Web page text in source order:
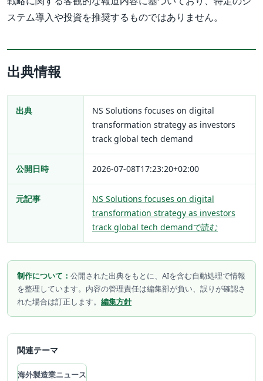
ステム導入や投資を推奨するものではありません。
出典情報
出典
NS Solutions focuses on digital
transformation strategy as investors
track global tech demand
公開日時 2026-07-08T17:23:20+02:00
元記事
NS Solutions focuses on digital
transformation strategy as investors
track global tech demandで読む
制作について： 公開された出典をもとに、AIを含む自動処理で情報
を整理しています。内容の管理責任は編集部が負い、誤りが確認さ
れた場合は訂正します。 編集方針
関連テーマ
海外製造業ニュース